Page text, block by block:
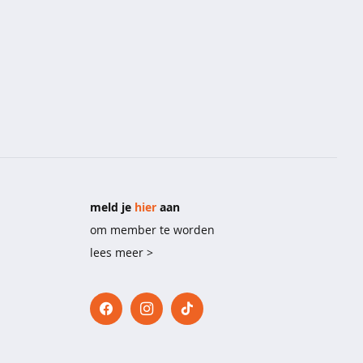
meld je hier aan
om member te worden
lees meer >